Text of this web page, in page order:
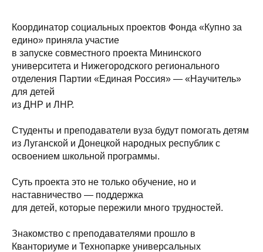
Координатор социальных проектов Фонда «Купно за
едино» приняла участие
в запуске совместного проекта Мининского
университета и Нижегородского регионального
отделения Партии «Единая Россия» — «Научитель»
для детей
из ДНР и ЛНР.
Студенты и преподаватели вуза будут помогать детям
из Луганской и Донецкой народных республик с
освоением школьной программы.
Суть проекта это не только обучение, но и
наставничество — поддержка
для детей, которые пережили много трудностей.
Знакомство с преподавателями прошло в
Кванториуме и Технопарке универсальных